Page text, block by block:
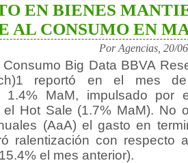
EN BIENES
AL CONSUMO EN
Por Agencias, 20/
Big Data BBVA
reportó en el mes
1.4% MaM, impulsado por
el Hot Sale (1.7% MaM). No
(AaA) el gasto en
ralentización con respecto
el mes anterior).